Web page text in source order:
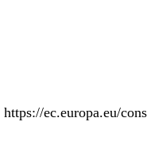
https://ec.europa.eu/